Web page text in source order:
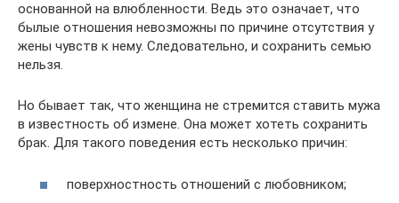
основанной на влюбленности. Ведь это означает, что
былые отношения невозможны по причине отсутствия у
жены чувств к нему. Следовательно, и сохранить семью
нельзя.
Но бывает так, что женщина не стремится ставить мужа
в известность об измене. Она может хотеть сохранить
брак. Для такого поведения есть несколько причин:
поверхностность отношений с любовником;